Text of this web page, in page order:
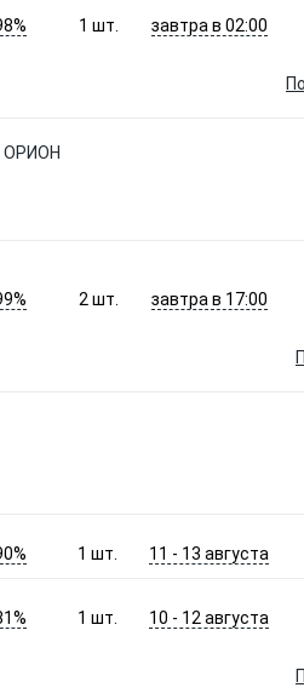
1шт. завтра в 02:00
ОРИОН
2шт. завтра в 17:00
1 шт. 11 - 13 августа
1 шт. 10 - 12 августа